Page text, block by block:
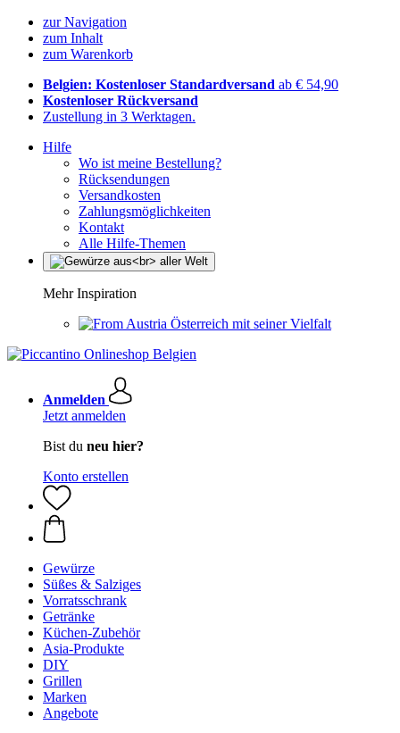
zur Navigation
zum Inhalt
zum Warenkorb
Belgien: Kostenloser Standardversand ab € 54,90
Kostenloser Rückversand
Zustellung in 3 Werktagen.
Hilfe
Wo ist meine Bestellung?
Rücksendungen
Versandkosten
Zahlungsmöglichkeiten
Kontakt
Alle Hilfe-Themen
Mehr Inspiration
Österreich mit seiner Vielfalt
Anmelden
Jetzt anmelden
Bist du neu hier?
Konto erstellen
Gewürze
Süßes & Salziges
Vorratsschrank
Getränke
Küchen-Zubehör
Asia-Produkte
DIY
Grillen
Marken
Angebote